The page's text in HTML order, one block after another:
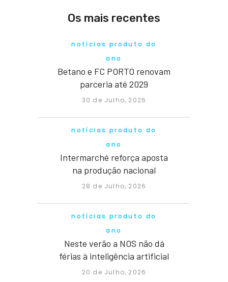
Os mais recentes
notícias produto do
ano
Betano e FC PORTO renovam
parceria até 2029
30 de Julho, 2026
notícias produto do
ano
Intermarché reforça aposta
na produção nacional
28 de Julho, 2026
notícias produto do
ano
Neste verão a NOS não dá
férias à inteligência artificial
20 de Julho, 2026